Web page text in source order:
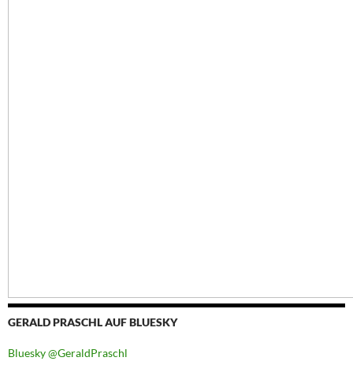
GERALD PRASCHL AUF BLUESKY
Bluesky @GeraldPraschl